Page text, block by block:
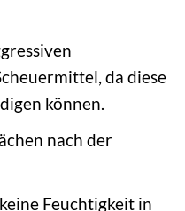
da diese
können.
nach der
Feuchtigkeit in